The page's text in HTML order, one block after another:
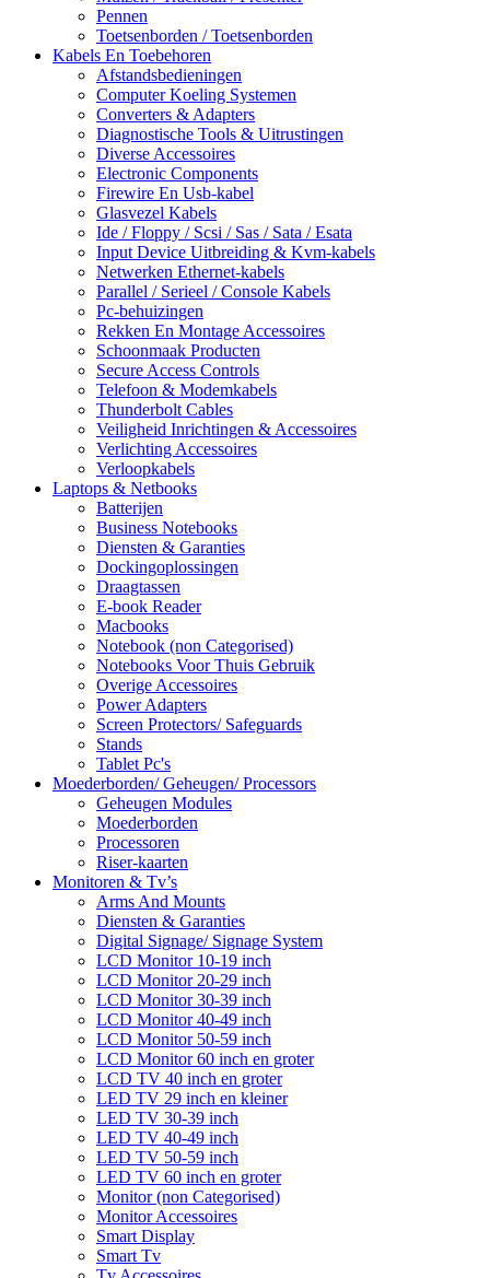
Pennen
Toetsenborden / Toetsenborden
Kabels En Toebehoren
Afstandsbedieningen
Computer Koeling Systemen
Converters & Adapters
Diagnostische Tools & Uitrustingen
Diverse Accessoires
Electronic Components
Firewire En Usb-kabel
Glasvezel Kabels
Ide / Floppy / Scsi / Sas / Sata / Esata
Input Device Uitbreiding & Kvm-kabels
Netwerken Ethernet-kabels
Parallel / Serieel / Console Kabels
Pc-behuizingen
Rekken En Montage Accessoires
Schoonmaak Producten
Secure Access Controls
Telefoon & Modemkabels
Thunderbolt Cables
Veiligheid Inrichtingen & Accessoires
Verlichting Accessoires
Verloopkabels
Laptops & Netbooks
Batterijen
Business Notebooks
Diensten & Garanties
Dockingoplossingen
Draagtassen
E-book Reader
Macbooks
Notebook (non Categorised)
Notebooks Voor Thuis Gebruik
Overige Accessoires
Power Adapters
Screen Protectors/ Safeguards
Stands
Tablet Pc's
Moederborden/ Geheugen/ Processors
Geheugen Modules
Moederborden
Processoren
Riser-kaarten
Monitoren & Tv’s
Arms And Mounts
Diensten & Garanties
Digital Signage/ Signage System
LCD Monitor 10-19 inch
LCD Monitor 20-29 inch
LCD Monitor 30-39 inch
LCD Monitor 40-49 inch
LCD Monitor 50-59 inch
LCD Monitor 60 inch en groter
LCD TV 40 inch en groter
LED TV 29 inch en kleiner
LED TV 30-39 inch
LED TV 40-49 inch
LED TV 50-59 inch
LED TV 60 inch en groter
Monitor (non Categorised)
Monitor Accessoires
Smart Display
Smart Tv